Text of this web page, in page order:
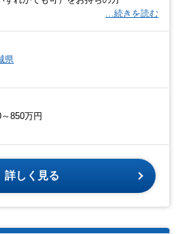
…続きを読む
県
850万円
詳しく見る